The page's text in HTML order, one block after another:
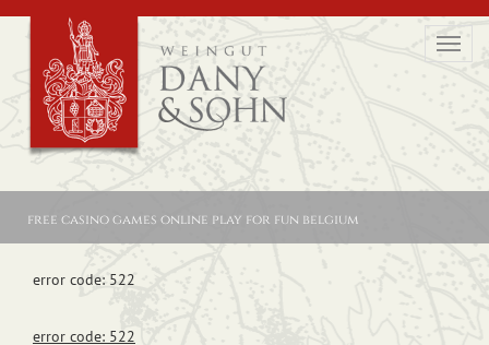
free casino games online play for fun belgium
error code: 522
error code: 522